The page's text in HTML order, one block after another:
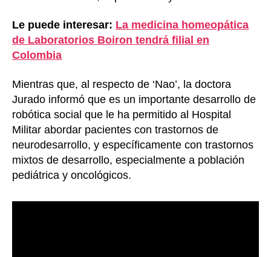
Le puede interesar: La medicina homeopática
de Laboratorios Boiron tendrá filial en
Colombia
Mientras que, al respecto de ‘Nao’, la doctora
Jurado informó que es un importante desarrollo de
robótica social que le ha permitido al Hospital
Militar abordar pacientes con trastornos de
neurodesarrollo, y específicamente con trastornos
mixtos de desarrollo, especialmente a población
pediátrica y oncológicos.